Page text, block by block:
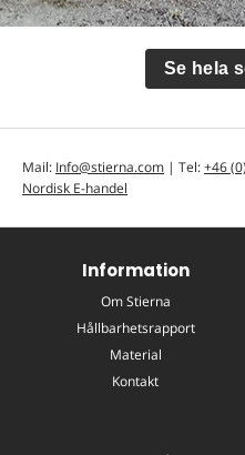
Se hela
Mail: Info@stierna.com | Tel:+46
Nordisk E-handel
Information
Om Stierna
Hållbarhetsrapport
Material
Kontakt